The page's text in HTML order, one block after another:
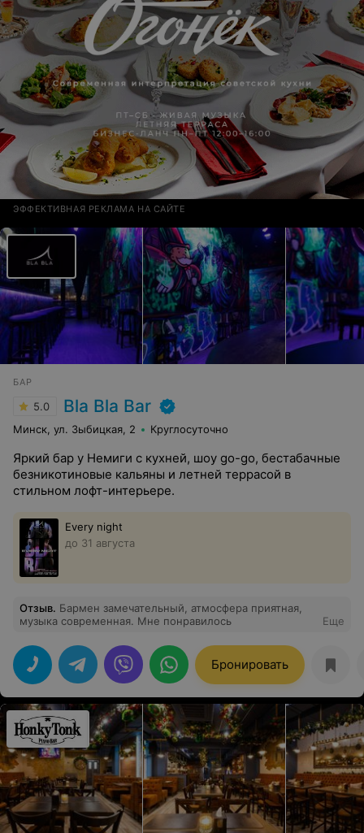
ЭФФЕКТИВНАЯ РЕКЛАМА НА САЙТЕ
БАР
5.0 Bla Bla Bar
Минск, ул. Зыбицкая, 2 Круглосуточно
Яркий бар у Немиги с кухней, шоу go-go, бестабачные
безникотиновые кальяны и летней террасой в
стильном лофт-интерьере.
Every night
до 31 августа
Отзыв. Бармен замечательный, атмосфера приятная,
музыка современная. Мне понравилось
Еще
Бронировать